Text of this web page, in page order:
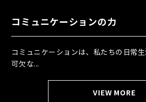
コミュニケーションの力
コミュニケーションは、私たちの日常
可欠な...
VIEW MORE